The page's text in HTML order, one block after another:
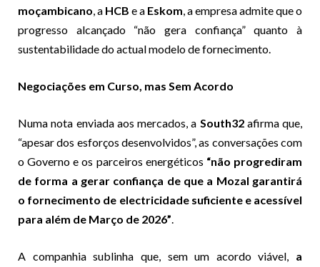
moçambicano, a HCB e a Eskom, a empresa admite que o
progresso alcançado “não gera confiança” quanto à
sustentabilidade do actual modelo de fornecimento.
Negociações em Curso, mas Sem Acordo
Numa nota enviada aos mercados, a South32afirma que,
“apesar dos esforços desenvolvidos”, as conversações com
o Governo e os parceiros energéticos “não progrediram
de forma a gerar confiança de que a Mozal garantirá
o fornecimento de electricidade suficiente e acessível
para além de Março de 2026”.
A companhia sublinha que, sem um acordo viável, a